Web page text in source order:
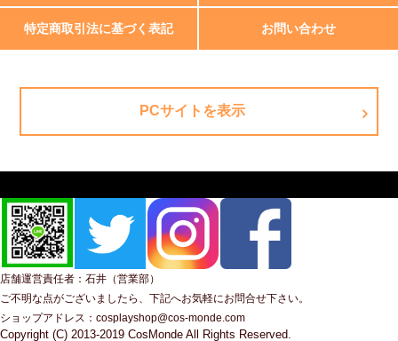
特定商取引法に基づく表記 お問い合わせ
PCサイトを表示
店舗運営責任者：石井（営業部）
ご不明な点がございましたら、下記へお気軽にお問合せ下さい。
ショップアドレス：cosplayshop@cos-monde.com
Copyright (C) 2013-2019 CosMonde All Rights Reserved.